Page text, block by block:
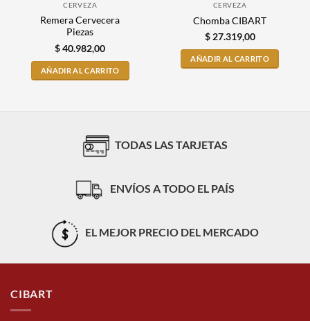
CERVEZA
Remera Cervecera
Piezas
$40.982,00
AÑADIR AL CARRITO
CERVEZA
Chomba CIBART
$27.319,00
AÑADIR AL CARRITO
TODAS LAS TARJETAS
ENVÍOS A TODO EL PAÍS
EL MEJOR PRECIO DEL MERCADO
CIBART